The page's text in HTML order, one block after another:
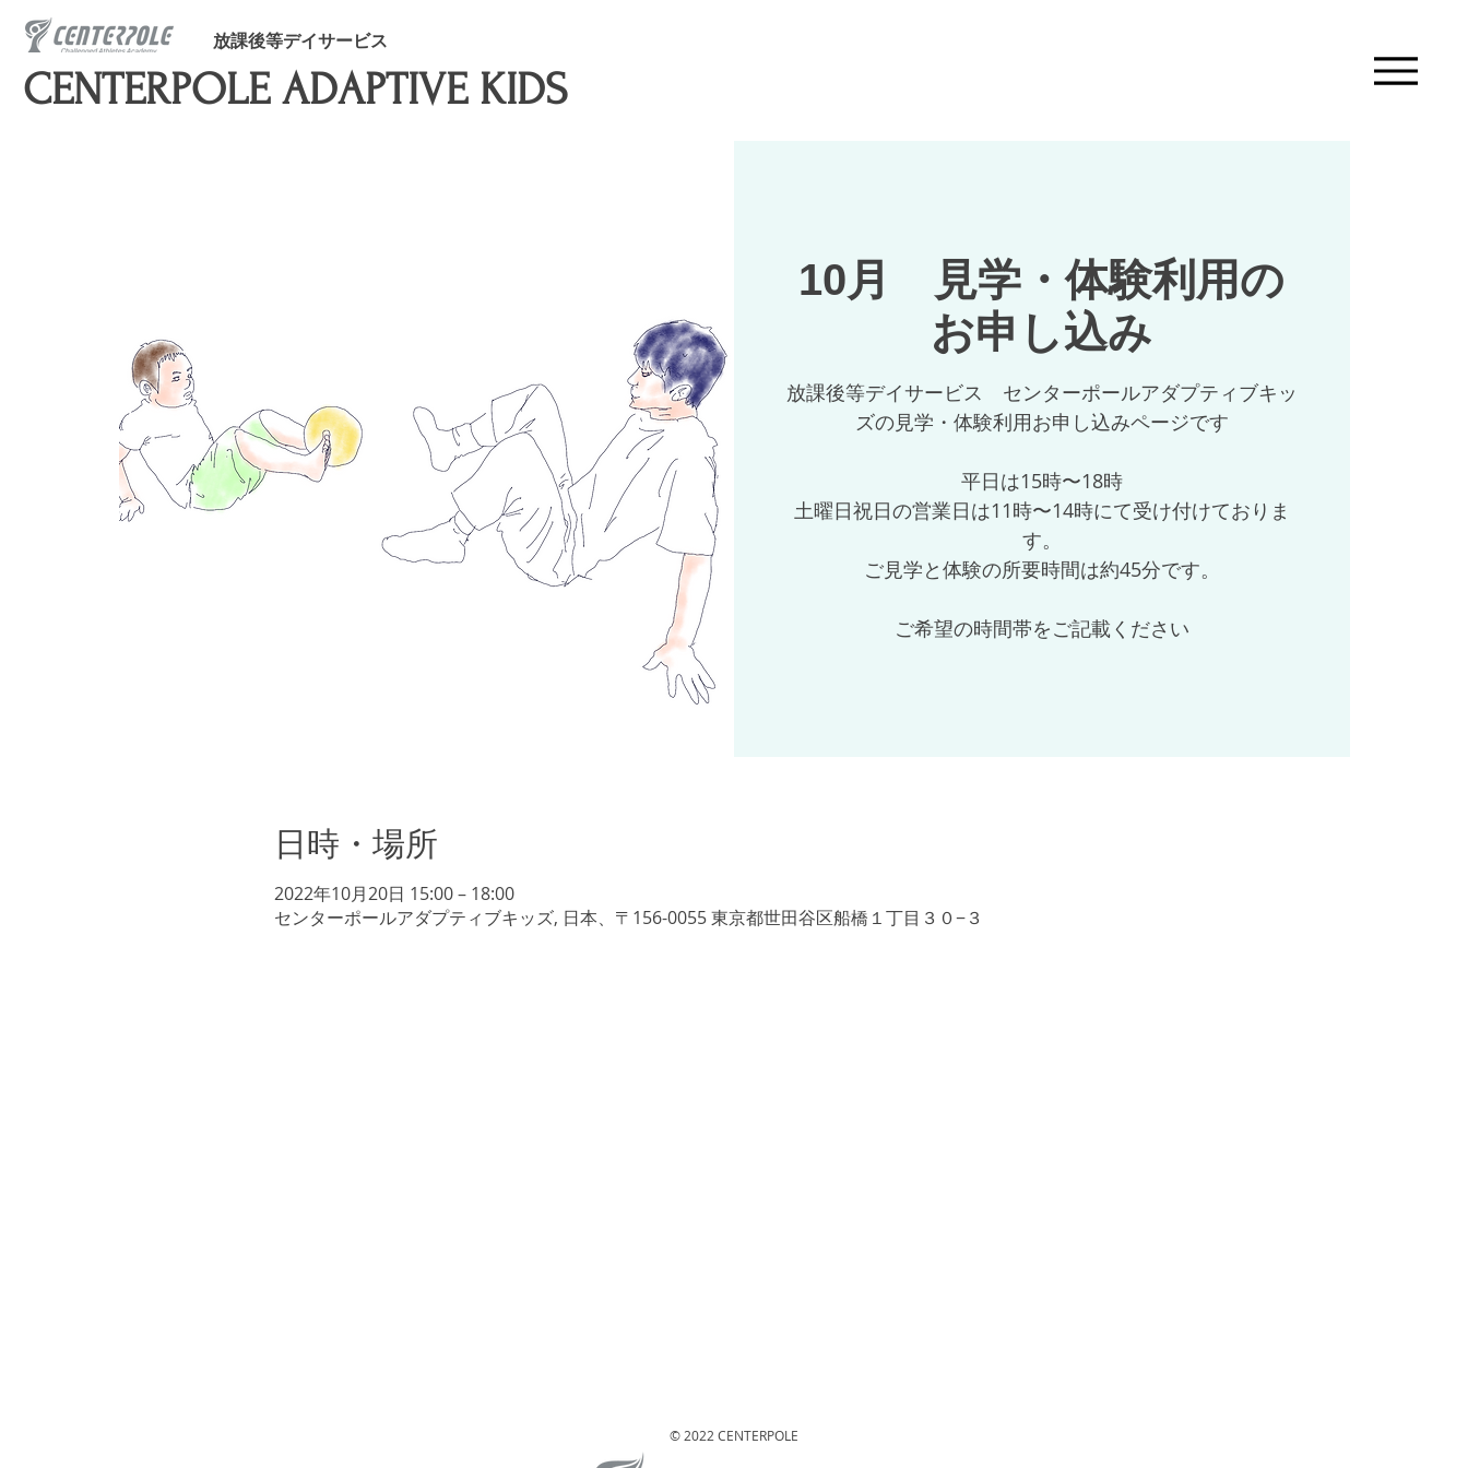
放課後等デイサービス
​CENTERPOLE ADAPTIVE KIDS
10月 見学・体験利用の
お申し込み
放課後等デイサービス センターポールアダプティブキッ
ズの見学・体験利用お申し込みページです
平日は15時〜18時
土曜日祝日の営業日は11時〜14時にて受け付けておりま
す。
ご見学と体験の所要時間は約45分です。
ご希望の時間帯をご記載ください
日時・場所
2022年10月20日 15:00 – 18:00
センターポールアダプティブキッズ, 日本、〒156-0055 東京都世田谷区船橋１丁目３０−３
© 2022 CENTERPOLE